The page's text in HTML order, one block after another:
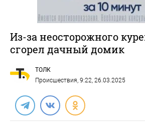
Из-за неосторожного
сгорел дачный домик
ТОЛК
Происшествия, 9:22, 26.03.2025